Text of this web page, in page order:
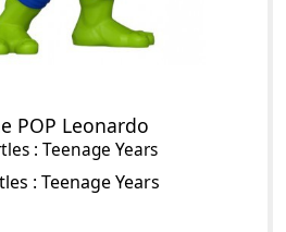
POP Leonardo
: Teenage Years
: Teenage Years